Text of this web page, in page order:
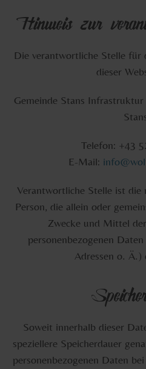
Hinweis zur
Die verantwortliche Stelle für
dieser
Gemeinde Stans
Telefon: +43
E-Mail:
Verantwortliche Stelle ist die
Person, die allein oder
Zwecke und Mittel
personenbezogenen
Adressen o. Ä.)
Soweit innerhalb dieser
speziellere Speicherdauer
personenbezogenen Daten